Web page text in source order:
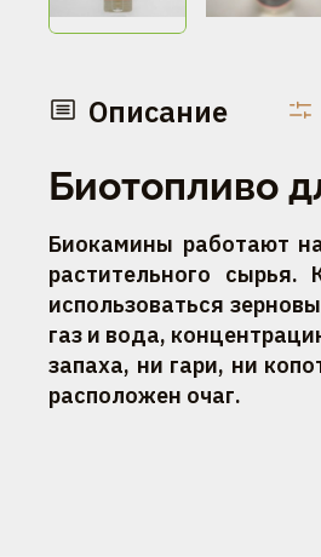
Описание
Биотопливо
Биокамины работают
растительного
использоваться
газ и вода,
запаха, ни гари, ни
расположен очаг.